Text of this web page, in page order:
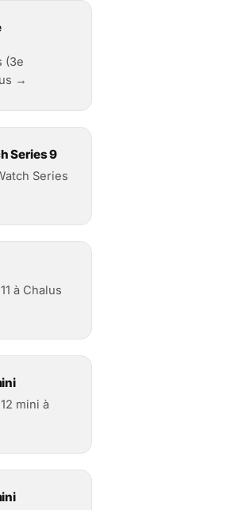
(3e
→
Series 9
Series
à Chalus
mini à